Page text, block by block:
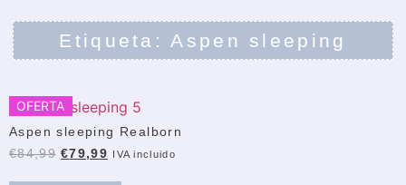
Etiqueta: Aspen sleeping
OFERTA
Aspen sleeping Realborn
€84,99 €79,99 IVA incluido